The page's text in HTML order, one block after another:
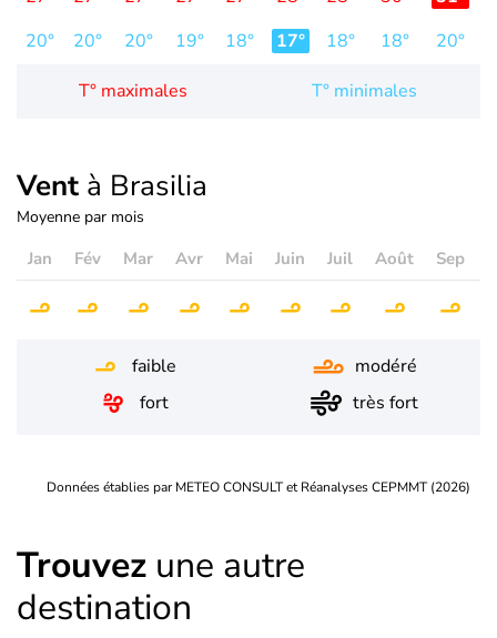
20°
20° 20° 19° 18° 17° 18° 18° 20°
T° maximales T° minimales
Vent à Brasilia
Moyenne par mois
Jan Fév Mar Avr Mai Juin Juil Août Sep
faible
modéré
fort
très fort
Données établies par METEO CONSULT et Réanalyses CEPMMT (2026)
Trouvez une autre
destination